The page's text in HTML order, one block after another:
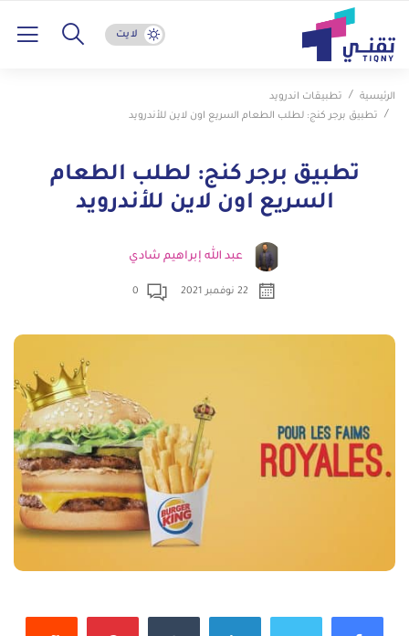
لايت
الرئيسية
تطبيقات اندرويد
تطبيق برجر كنج: لطلب الطعام السريع اون لاين للأندرويد
تطبيق برجر كنج: لطلب الطعام
السريع اون لاين للأندرويد
عبد الله إبراهيم شادي
22 نوفمبر 2021 0